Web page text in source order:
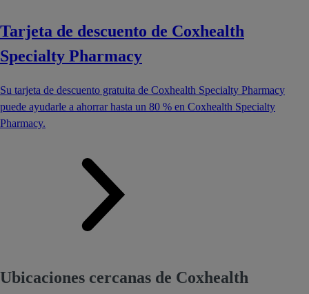
Tarjeta de descuento de Coxhealth
Specialty Pharmacy
Su tarjeta de descuento gratuita de Coxhealth Specialty Pharmacy
puede ayudarle a ahorrar hasta un 80 % en Coxhealth Specialty
Pharmacy.
Ubicaciones cercanas de Coxhealth